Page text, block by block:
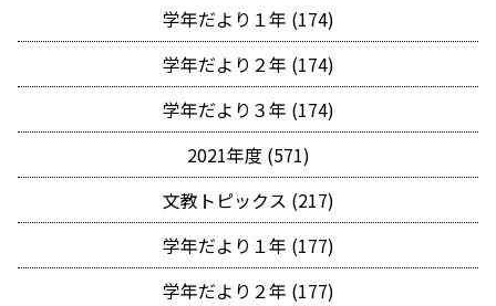
学年だより１年 (174)
学年だより２年 (174)
学年だより３年 (174)
2021年度 (571)
文教トピックス (217)
学年だより１年 (177)
学年だより２年 (177)